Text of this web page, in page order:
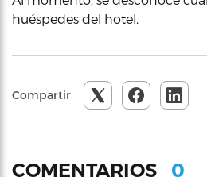
huéspedes del hotel.
Compartir
COMENTARIOS 0